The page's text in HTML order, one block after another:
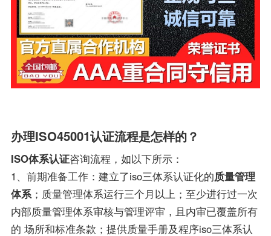
办理ISO45001认证流程是怎样的？
ISO体系认证咨询流程，如以下所示：
1、前期准备工作：建立了iso三体系认证化的质量管理
体系；质量管理体系运行三个月以上；至少进行过一次
内部质量管理体系审核与管理评审，且内审已覆盖所有
的 场所和标准条款；提供质量手册及程序iso三体系认